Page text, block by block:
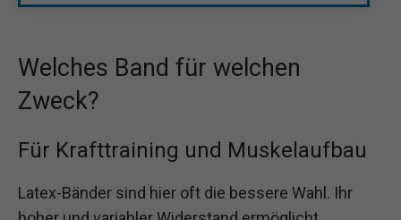
Welches Band für welchen
Zweck?
Für Krafttraining und Muskelaufbau
Latex-Bänder sind hier oft die bessere Wahl. Ihr